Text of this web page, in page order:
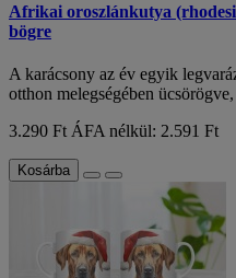
Afrikai oroszlánkutya
bögre
A karácsony az év egyik
otthon melegségében ücsörögve,
3.290 Ft ÁFA nélkül: 2.591 Ft
Kosárba